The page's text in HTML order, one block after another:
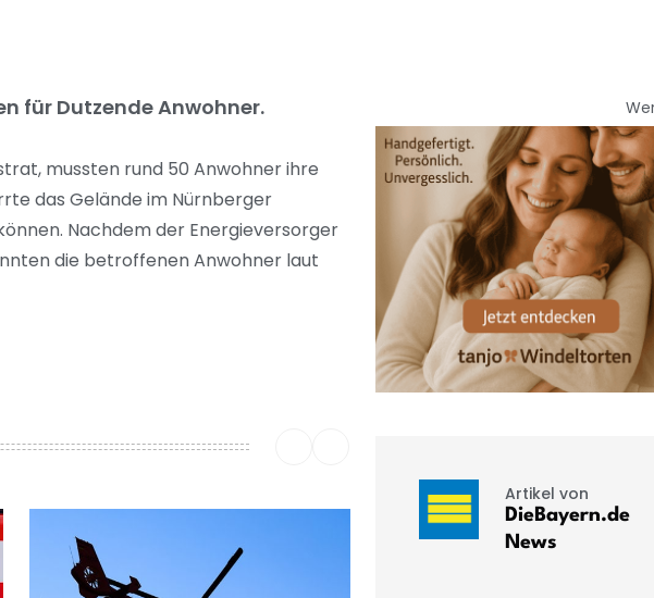
für Dutzende Anwohner.
mussten rund 50 Anwohner ihre
das Gelände im Nürnberger
Nachdem der Energieversorger
die betroffenen Anwohner laut
Artikel von
DieBayern.de
News